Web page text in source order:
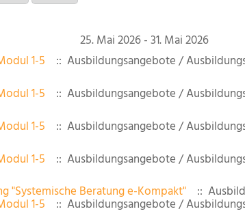
25. Mai 2026 - 31. Mai 2026
1-5
:: Ausbildungsangebote /
1-5
:: Ausbildungsangebote /
1-5
:: Ausbildungsangebote /
1-5 :: Ausbildungsangebote /
"Systemische Beratung e-Kompakt" ::
1-5
:: Ausbildungsangebote /